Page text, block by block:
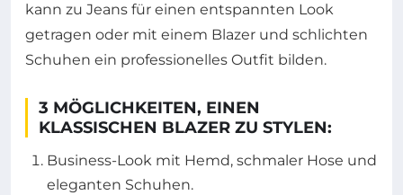
kann zu Jeans für einen entspannten Look
getragen oder mit einem Blazer und schlichten
Schuhen ein professionelles Outfit bilden.
3 MÖGLICHKEITEN, EINEN
KLASSISCHEN BLAZER ZU STYLEN:
Business-Look mit Hemd, schmaler Hose und
eleganten Schuhen.